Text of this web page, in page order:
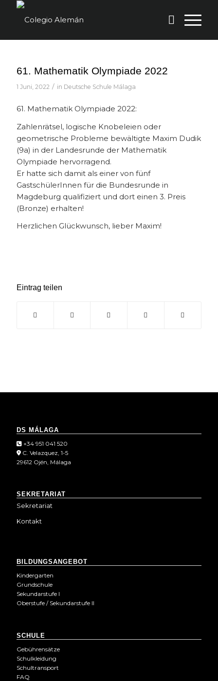
61. Mathematik Olympiade 2022
1 Juni, 2022 / in Deutsche Schule Málaga
61. Mathematik Olympiade 2022:
Zahlenrätsel, logische Knobeleien oder
geometrische Probleme bewältigte Maxim Dudik
(9a) in der Landesrunde der Mathematik
Olympiade hervorragend.
Er hatte sich damit als einer von fünf
GastschülerInnen für die Bundesrunde in
Magdeburg qualifiziert und dort einen 3. Preis
(Bronze) erhalten!
Herzlichen Glückwunsch, lieber Maxim!
Eintrag teilen
DS MÁLAGA
+34 951 041 520
C. Velazquez, 1-5
29612 Ojén, Málaga
SEKRETARIAT
Sekretariat
Kontakt
BILDUNGSANGEBOT
Kindergarten
Grundschule
Sekundarstufe I
Oberstufe / Sekundarstufe II
SCHULE
Gebührensätze
Schulkleidung
Schultransport
FAQ